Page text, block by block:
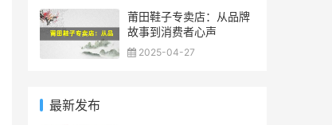
莆田鞋子专卖店：从品牌
故事到消费者心声
2025-04-27
最新发布